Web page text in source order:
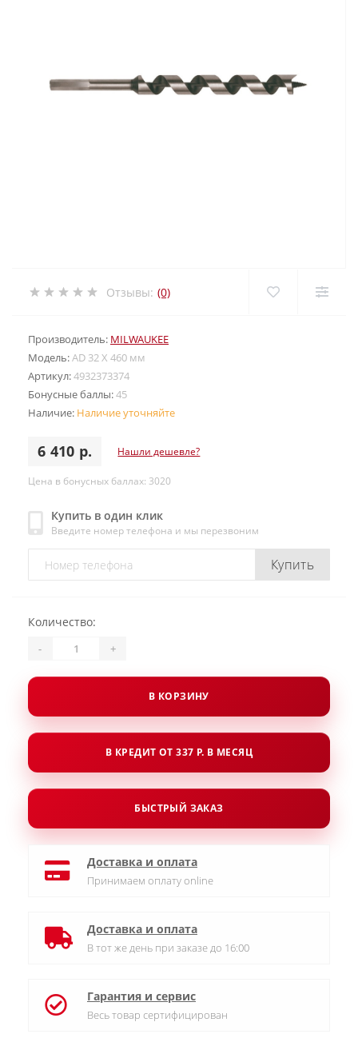
Отзывы: (0)
Производитель: MILWAUKEE
Модель:AD 32 X 460 мм
Артикул:4932373374
Бонусные баллы:45
Наличие: Наличие уточняйте
6 410 р. Нашли дешевле?
Цена в бонусных баллах: 3020
Купить в один клик
Введите номер телефона и мы перезвоним
Купить
Количество:
- +
В КОРЗИНУ
В КРЕДИТ ОТ 337 Р. В МЕСЯЦ
БЫСТРЫЙ ЗАКАЗ
Доставка и оплата
Принимаем оплату online
Доставка и оплата
В тот же день при заказе до 16:00
Гарантия и сервис
Весь товар сертифицирован